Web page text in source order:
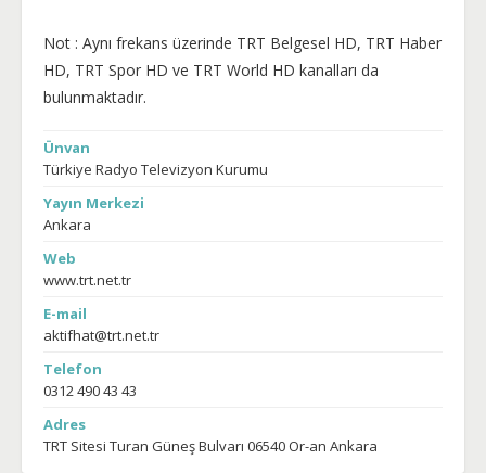
Not : Aynı frekans üzerinde TRT Belgesel HD, TRT Haber
HD, TRT Spor HD ve TRT World HD kanalları da
bulunmaktadır.
Ünvan
Türkiye Radyo Televizyon Kurumu
Yayın Merkezi
Ankara
Web
www.trt.net.tr
E-mail
aktifhat@trt.net.tr
Telefon
0312 490 43 43
Adres
TRT Sitesi Turan Güneş Bulvarı 06540 Or-an Ankara